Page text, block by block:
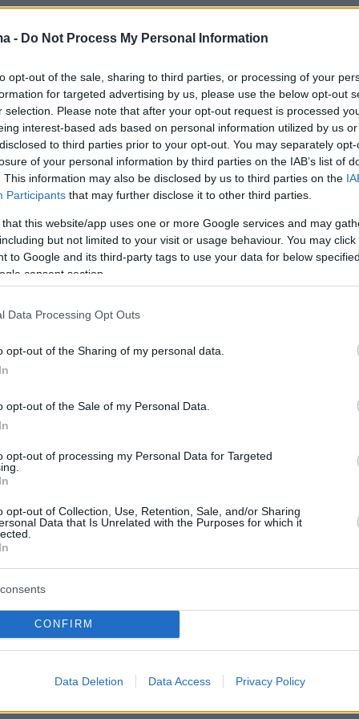
- Do Not Process My Personal Information
opt-out of the sale, sharing to third parties, or processing of your
for targeted advertising by us, please use the below opt-out
selection. Please note that after your opt-out request is processed
interest-based ads based on personal information utilized by us
to third parties prior to your opt-out. You may separately
of your personal information by third parties on the IAB’s list of
This information may also be disclosed by us to third parties on the
Participants that may further disclose it to other third parties.
that this website/app uses one or more Google services and may
but not limited to your visit or usage behaviour. You may
to Google and its third-party tags to use your data for below
consent section.
Data Processing Opt Outs
opt-out of the Sharing of my personal data.
opt-out of the Sale of my Personal Data.
opt-out of processing my Personal Data for Targeted
opt-out of Collection, Use, Retention, Sale, and/or Sharing
Data that Is Unrelated with the Purposes for which it
CONFIRM
Data Deletion Data Access Privacy Policy
μέχρι της 15 Νοεμβρίου - φιλοξενεί
τον 14ο έως και τον 6ο αιώνα π.Χ, μεταξύ
και κεραμικά σκεύη, που έρχονται
τα μοναδικά εκθέματα της μόνιμης
Μουσείου της Ρόδου.
την COSMOTE έχουμε μακρά παράδοση στη
που συμβάλλουν στη διατήρηση
κληρονομιάς, αλλά και τη στήριξη της
δημιουργήσαμε αυτή την εφαρμογή
για να προσφέρουμε στους
και σύγχρονη μουσειακή εμπειρία»,
Business ΟΤΕ-COSMOTE, κατά τη διάρκεια
της πλατφόρμας ψηφιακής ξενάγησης.
συναντά τον πολιτισμό, τότε τα
μόνο θεαματικά μπορεί να είναι! Η
Περιφέρειας Νοτίου Αιγαίου έχει ως
στον πολιτισμό, την μόνη απάντηση στην
Επενδύουμε σταθερά στο
μας, την ανάδειξη της ιστορίας μας και
Νοτίου Αιγαίου, κ. Γιώργος Χατζημάρκος.